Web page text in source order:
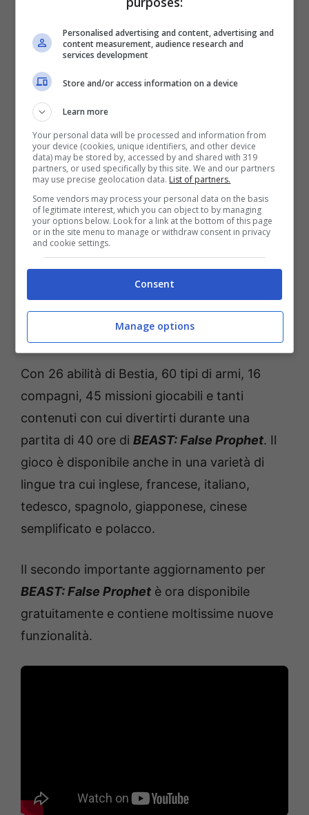
lanciarsi in un brutale assalto a tutto campo.
scegliere saggiamente a seconda di come si
svolgono le cose sul campo di battaglia.
Giocare sul sicuro consente ai tuoi alleati di
ottenere vari buff. Una volta che il tuo
indicatore di follia raggiunge la soglia, hai
l’opportunità di trasformarti nella Bestia
permettendo al tuo demone interiore di
emergere, dandoti accesso ad attacchi
devastanti per fare a pezzi i tuoi nemici.
Anche se diventare la Bestia ti garantisce
maggior potere, i nemici diventano meno
prevedibili e acquisiscono abilità aggiuntive.
Con 26 abilità di Bestia, 60 tipi di armi, 16
compagni, 45 missioni giocabili e tanti
contenuti con cui divertirti durante una
partita di 40 ore di BEAST: False Prophet. Il
gioco è disponibile anche in una varietà di
lingue tra cui inglese, francese, italiano,
tedesco, spagnolo, giapponese, cinese
semplificato e polacco.
Il secondo importante aggiornamento per
BEAST: False Prophet è ora disponibile
gratuitamente e contiene moltissime nuove
funzionalità.
Personalised advertising and content, advertising and
content measurement, audience research and
services development
Store and/or access information on a device
Learn more
Your personal data will be processed and information from
your device (cookies, unique identifiers, and other device
data) may be stored by, accessed by and shared with 319
partners, or used specifically by this site. We and our partners
may use precise geolocation data. List of partners.
Some vendors may process your personal data on the basis
of legitimate interest, which you can object to by managing
your options below. Look for a link at the bottom of this page
or in the site menu to manage or withdraw consent in privacy
and cookie settings.
Consent
Manage options